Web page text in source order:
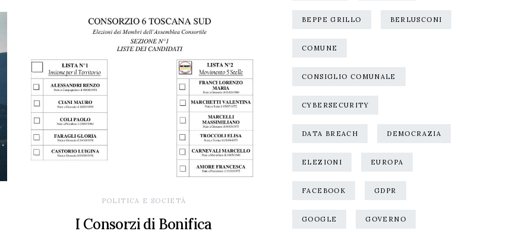
POLITICA E SOCIETÀ
I Consorzi di Bonifica
BEPPE GRILLO BERLUSCONI
COMUNE
CONSIGLIO COMUNALE
CYBERSECURITY
DATA BREACH DEMOCRAZIA
ELEZIONI EUROPA
FACEBOOK GDPR
GOOGLE GOVERNO